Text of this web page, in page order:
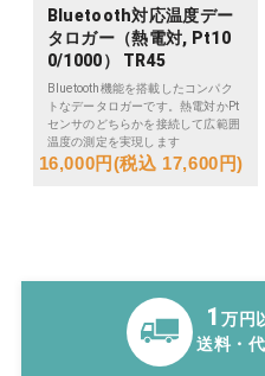
1 万円
送料・
Bluetooth対応温度デー
タロガー（熱電対, Pt10
0/1000） TR45
Bluetooth機能を搭載したコンパク
トなデータロガーです。熱電対かPt
センサのどちらかを接続して広範囲
温度の測定を実現します
16,000円(税込 17,600円)